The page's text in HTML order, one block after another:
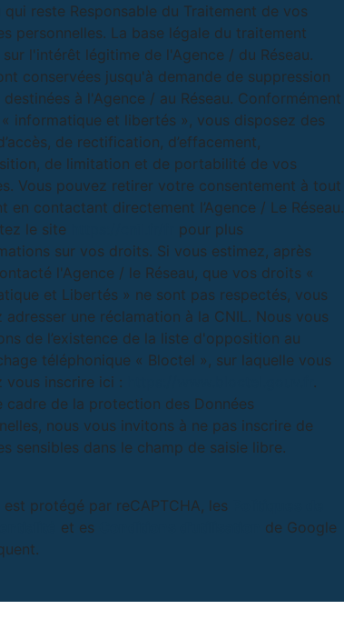
qui reste Responsable du Traitement de vos
personnelles. La base légale du traitement
sur l'intérêt légitime de l'Agence / du Réseau.
conservées jusqu'à demande de suppression
à l'Agence / au Réseau. Conformément
informatique et libertés », vous disposez des
de rectification, d’effacement,
de limitation et de portabilité de vos
Vous pouvez retirer votre consentement à tout
en contactant directement l’Agence / Le Réseau.
le site
pour plus
sur vos droits. Si vous estimez, après
l'Agence / le Réseau, que vos droits «
et Libertés » ne sont pas respectés, vous
adresser une réclamation à la CNIL. Nous vous
de l’existence de la liste d'opposition au
téléphonique « Bloctel », sur laquelle vous
vous inscrire ici :
.
cadre de la protection des Données
nous vous invitons à ne pas inscrire de
sensibles dans le champ de saisie libre.
est protégé par reCAPTCHA, les
et es
de Google